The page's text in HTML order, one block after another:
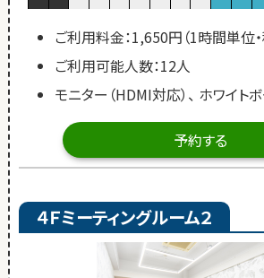
ご利用料金：1,650円（1時間単位・
ご利用可能人数：12人
モニター（HDMI対応）、 ホワイト
予約する
４Ｆミーティングルーム２